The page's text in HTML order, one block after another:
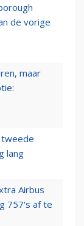
de vorige
maar
tweede
lang
Airbus
757's af te